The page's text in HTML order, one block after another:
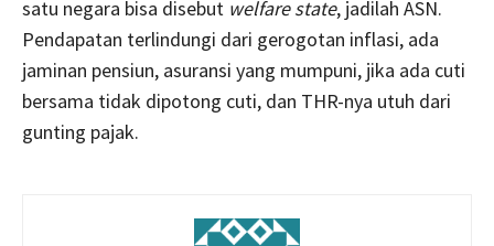
satu negara bisa disebut welfare state, jadilah ASN.
Pendapatan terlindungi dari gerogotan inflasi, ada
jaminan pensiun, asuransi yang mumpuni, jika ada cuti
bersama tidak dipotong cuti, dan THR-nya utuh dari
gunting pajak.